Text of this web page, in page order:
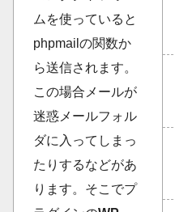
ムを使っていると
phpmailの関数か
ら送信されます。
この場合メールが
迷惑メールフォル
ダに入ってしまっ
たりするなどがあ
ります。そこでプ